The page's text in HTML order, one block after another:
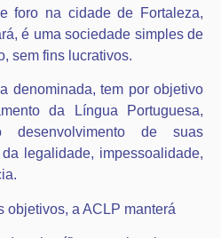
foro na cidade de Fortaleza,
é uma sociedade simples de
sem fins lucrativos.
denominada, tem por objetivo
da Língua Portuguesa,
desenvolvimento de suas
legalidade, impessoalidade,
objetivos, a ACLP manterá